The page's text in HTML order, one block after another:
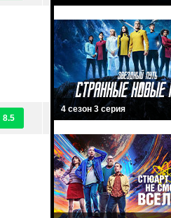
8.5
4 сезон 3 серия